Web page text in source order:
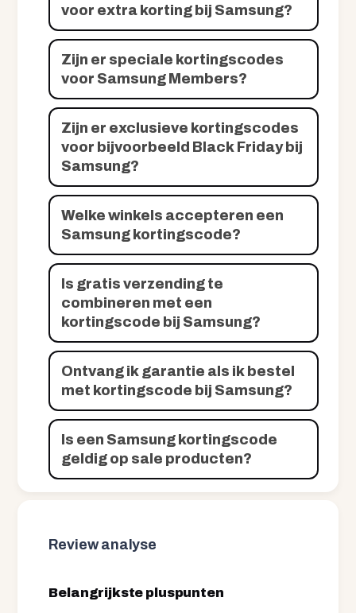
voor extra korting bij Samsung?
Zijn er speciale kortingscodes
voor Samsung Members?
Zijn er exclusieve kortingscodes
voor bijvoorbeeld Black Friday bij
Samsung?
Welke winkels accepteren een
Samsung kortingscode?
Is gratis verzending te
combineren met een
kortingscode bij Samsung?
Ontvang ik garantie als ik bestel
met kortingscode bij Samsung?
Is een Samsung kortingscode
geldig op sale producten?
Review analyse
Belangrijkste pluspunten